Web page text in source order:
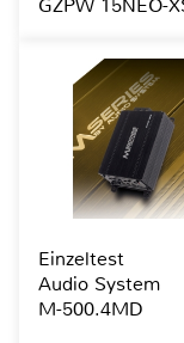
GZPW 15NEO-
Einzeltest
Audio System
M-500.4MD